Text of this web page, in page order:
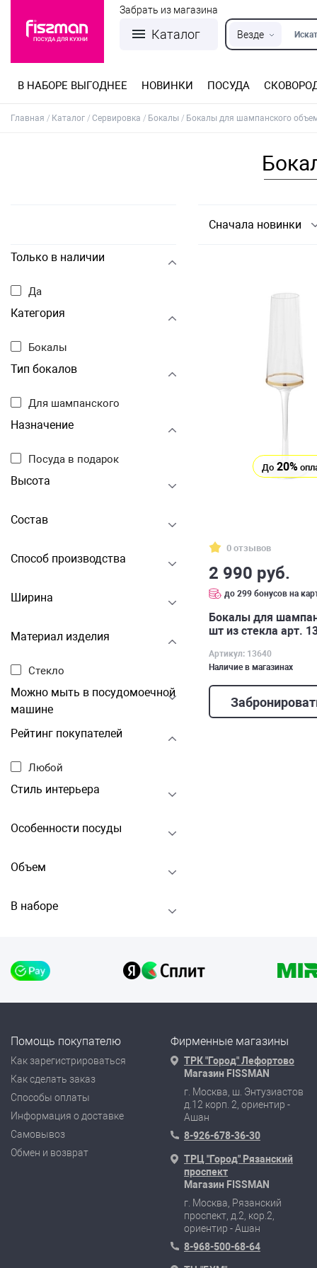
Каталог Везде
Забрать из магазина
В НАБОРЕ ВЫГОДНЕЕ НОВИНКИ ПОСУДА
Главная Каталог Сервировка Бокалы Бокалы для шампанского
Только в наличии
Да
Категория
Бокалы
Тип бокалов
Для шампанского
Назначение
Посуда в подарок
Высота
Состав
Способ производства
Ширина
Материал изделия
Стекло
Можно мыть в посудомоечной
машине
Рейтинг покупателей
Любой
Стиль интерьера
Особенности посуды
Объем
В наборе
Сначала новинки
До 20%
0 отзывов
2 990 руб.
до 299 бонусов на
Бокалы для
шт из стекла арт.
Артикул: 13640
Наличие в магазинах
Помощь покупателю
Как зарегистрироваться
Как сделать заказ
Способы оплаты
Информация о доставке
Самовывоз
Обмен и возврат
Фирменные магазины
ТРК "Город" Лефортово
Магазин FISSMAN
г. Москва, ш. Энтузиастов
д.12 корп. 2, ориентир -
Ашан
8-926-678-36-30
ТРЦ "Город" Рязанский
проспект
Магазин FISSMAN
г. Москва, Рязанский
проспект, д.2, кор.2,
ориентир - Ашан
8-968-500-68-64